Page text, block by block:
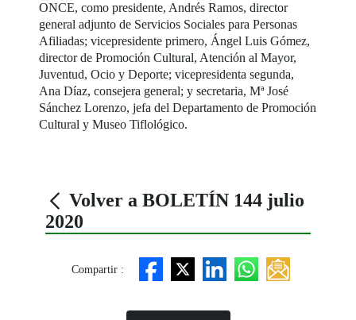
ONCE, como presidente, Andrés Ramos, director
general adjunto de Servicios Sociales para Personas
Afiliadas; vicepresidente primero, Ángel Luis Gómez,
director de Promoción Cultural, Atención al Mayor,
Juventud, Ocio y Deporte; vicepresidenta segunda,
Ana Díaz, consejera general; y secretaria, Mª José
Sánchez Lorenzo, jefa del Departamento de Promoción
Cultural y Museo Tiflológico.
Volver a BOLETÍN 144 julio
2020
Compartir :